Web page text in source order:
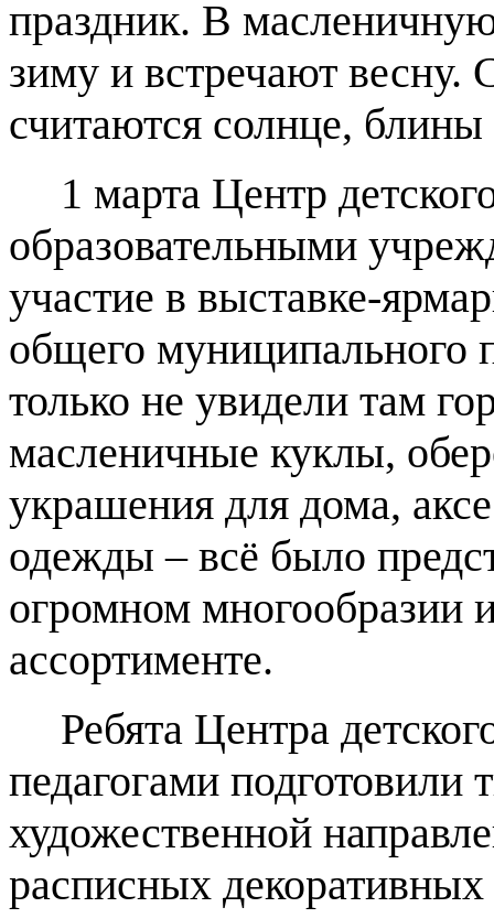
праздник. В
зиму и встречают весну.
считаются солнце,
1 марта Центр
образовательными
участие в выставке-
общего муниципального
только не увидели там
масленичные куклы,
украшения для дома,
одежды – всё было
огромном многообразии
ассортименте.
Ребята Центра
педагогами подготовили
художественной
расписных декоративных